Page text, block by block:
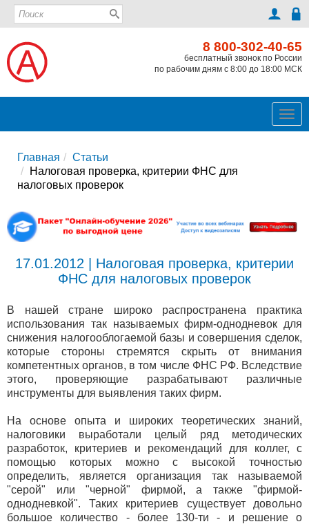
8 800-302-40-65
бесплатный звонок по России
по рабочим дням с 8:00 до 18:00 МСК
Главная
Статьи
Налоговая проверка, критерии ФНС для
налоговых проверок
17.01.2012 | Налоговая проверка, критерии
ФНС для налоговых проверок
В нашей стране широко распространена практика
использования так называемых фирм-однодневок для
снижения налогооблогаемой базы и совершения сделок,
которые стороны стремятся скрыть от внимания
компетентных органов, в том числе ФНС РФ. Вследствие
этого, проверяющие разрабатывают различные
инструменты для выявления таких фирм.
На основе опыта и широких теоретических знаний,
налоговики выработали целый ряд методических
разработок, критериев и рекомендаций для коллег, с
помощью которых можно с высокой точностью
определить, является организация так называемой
"серой" или "черной" фирмой, а также "фирмой-
однодневкой". Таких критериев существует довольно
большое количество - более 130-ти - и решение о